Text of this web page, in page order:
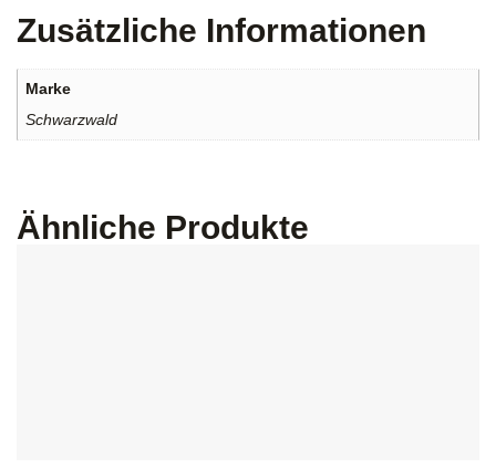
Zusätzliche Informationen
Marke
Schwarzwald
Ähnliche Produkte